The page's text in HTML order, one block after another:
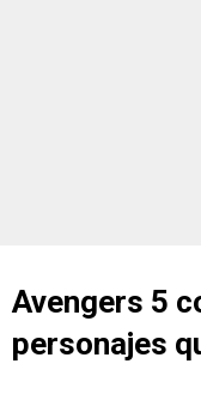
Avengers 5
personajes